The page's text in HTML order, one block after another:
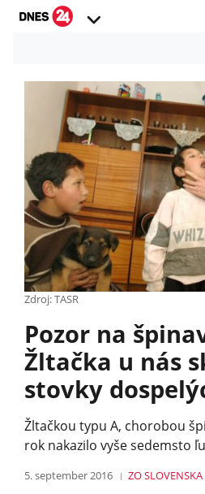
Zdroj: TASR
Pozor na
Žltačka u nás
stovky
Žltačkou typu A, chorobou
rok nakazilo vyše sedemsto
5. september 2016 ZO SLOVENSKA